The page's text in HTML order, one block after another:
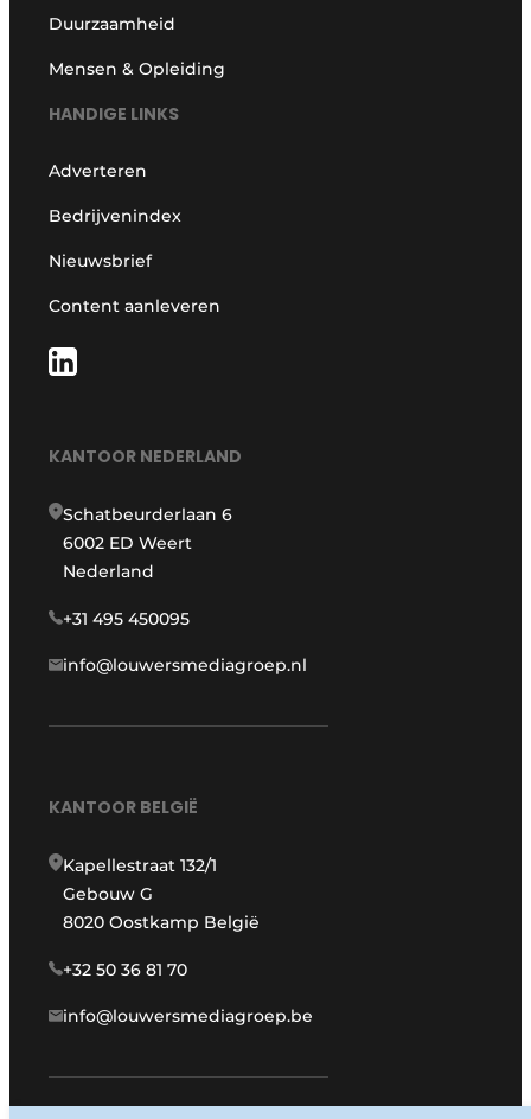
Duurzaamheid
Mensen & Opleiding
HANDIGE LINKS
Adverteren
Bedrijvenindex
Nieuwsbrief
Content aanleveren
KANTOOR NEDERLAND
Schatbeurderlaan 6
6002 ED Weert
Nederland
+31 495 450095
info@louwersmediagroep.nl
KANTOOR BELGIË
Kapellestraat 132/1
Gebouw G
8020 Oostkamp België
+32 50 36 81 70
info@louwersmediagroep.be